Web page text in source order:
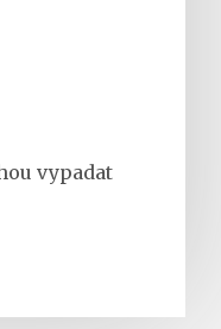
vypadat